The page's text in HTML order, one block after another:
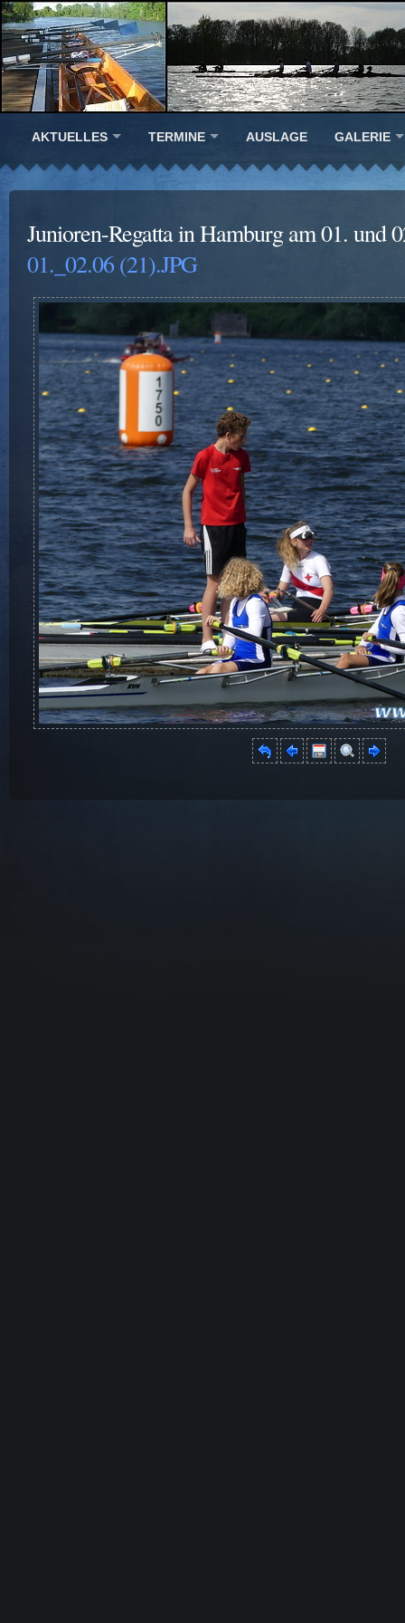
AKTUELLES TERMINE AUSLAGE GALERIE
Junioren-Regatta in Hamburg am 01. und
01._02.06 (21).JPG